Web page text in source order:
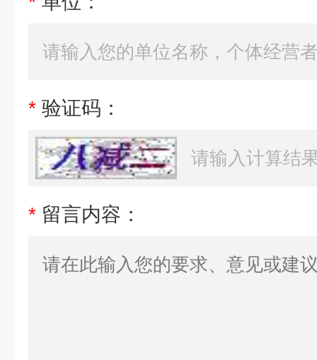
* 验证码：
* 留言内容：